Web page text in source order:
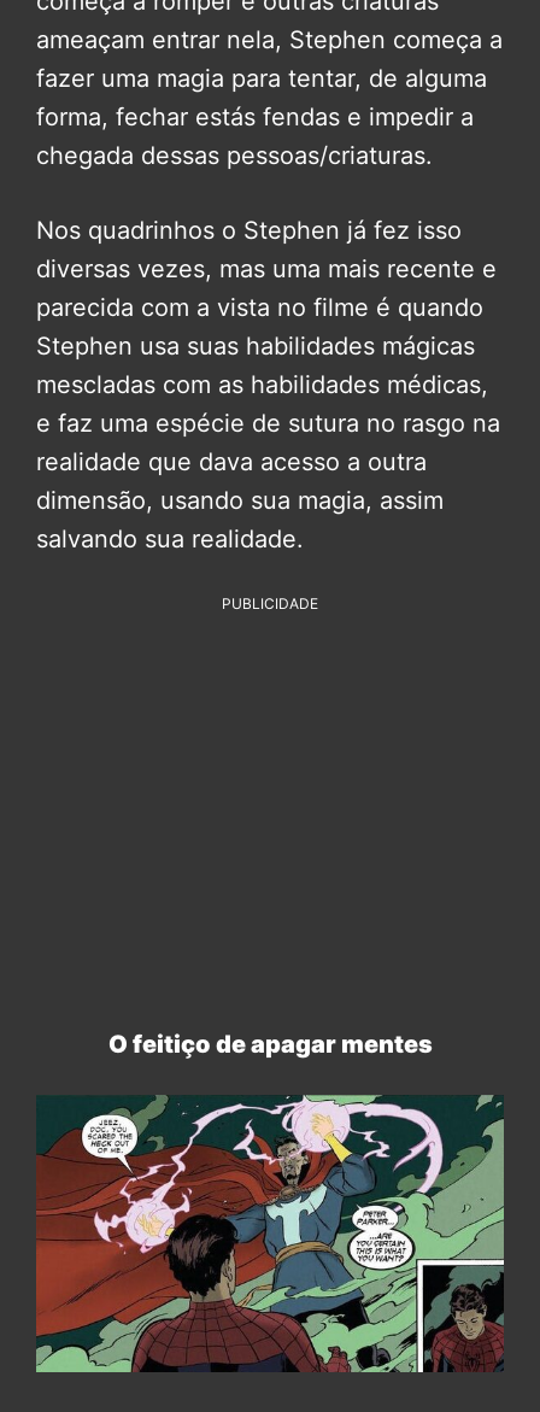
ameaçam entrar nela, Stephen começa a
fazer uma magia para tentar, de alguma
forma, fechar estás fendas e impedir a
chegada dessas pessoas/criaturas.
Nos quadrinhos o Stephen já fez isso
diversas vezes, mas uma mais recente e
parecida com a vista no filme é quando
Stephen usa suas habilidades mágicas
mescladas com as habilidades médicas,
e faz uma espécie de sutura no rasgo na
realidade que dava acesso a outra
dimensão, usando sua magia, assim
salvando sua realidade.
PUBLICIDADE
O feitiço de apagar mentes